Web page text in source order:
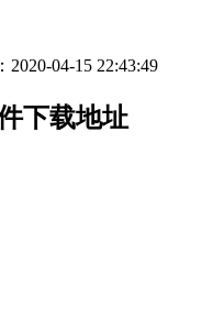
04-15 22:43:49
下载地址